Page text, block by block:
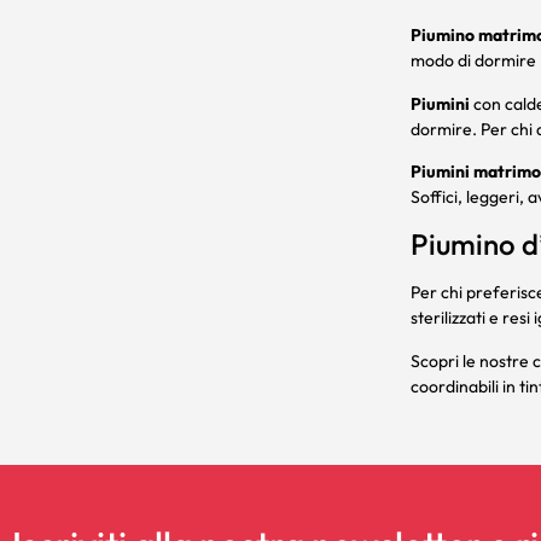
Piumino
modo di dormire
Piumini con
dormire. Per chi
Piumini
Soffici, leggeri,
Piumino
Per chi
sterilizzati e resi
Scopri le nostre
coordinabiliin